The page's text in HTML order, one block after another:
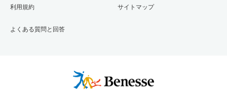
利用規約
よくある質問と回答
サイトマップ